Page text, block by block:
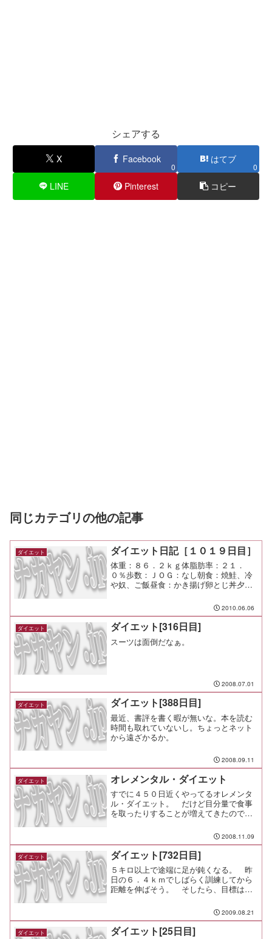
シェアする
X Facebook
0
はてブ
0
LINE Pinterest コピー
同じカテゴリの他の記事
ダイエット ダイエット日記［１０１９日目］
体重：８６．２ｋｇ体脂肪率：２１．
０％歩数：ＪＯＧ：なし朝食：焼鮭、冷
や奴、ご飯昼食：かき揚げ卵とじ丼夕
2010.06.06
ダイエット ダイエット[316日目]
スーツは面倒だなぁ。
2008.07.01
ダイエット ダイエット[388日目]
最近、書評を書く暇が無いな。本を読む
時間も取れていないし。ちょっとネット
から遠ざかるか。
2008.09.11
ダイエット オレメンタル・ダイエット
すでに４５０日近くやってるオレメンタ
ル・ダイエット。 だけど目分量で食事
を取ったりすることが増えてきたので、
みる。 １．自分は少食だと思い込
む。 ２．食べる前に満腹だと思い込
む。 ３．食べながらも満腹にな...
2008.11.09
ダイエット ダイエット[732日目]
５キロ以上で途端に足が鈍くなる。 昨
日の６．４ｋｍでしばらく訓練してから
距離を伸ばそう。 そしたら、目標は距
てみるか。歩数：６７４７歩ＪＯＧ：な
し
2009.08.21
ダイエット ダイエット[25日目]